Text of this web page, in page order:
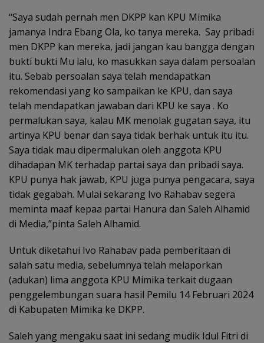
“Saya sudah pernah men DKPP kan KPU Mimika
jamanya Indra Ebang Ola, ko tanya mereka. Say pribadi
men DKPP kan mereka, jadi jangan kau bangga dengan
bukti bukti Mu lalu, ko masukkan saya dalam persoalan
itu. Sebab persoalan saya telah mendapatkan
rekomendasi yang ko sampaikan ke KPU, dan saya
telah mendapatkan jawaban dari KPU ke saya . Ko
permalukan saya, kalau MK menolak gugatan saya, itu
artinya KPU benar dan saya tidak berhak untuk itu itu.
Saya tidak mau dipermalukan oleh anggota KPU
dihadapan MK terhadap partai saya dan pribadi saya.
KPU punya hak jawab, KPU juga punya pengacara, saya
tidak gegabah. Mulai sekarang Ivo Rahabav segera
meminta maaf kepaa partai Hanura dan Saleh Alhamid
di Media,”pinta Saleh Alhamid.
Untuk diketahui Ivo Rahabav pada pemberitaan di
salah satu media, sebelumnya telah melaporkan
(adukan) lima anggota KPU Mimika terkait dugaan
penggelembungan suara hasil Pemilu 14 Februari 2024
di Kabupaten Mimika ke DKPP.
Saleh yang mengaku saat ini sedang mudik Idul Fitri di